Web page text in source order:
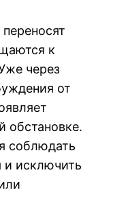
к
через
от
обстановке.
соблюдать
исключить